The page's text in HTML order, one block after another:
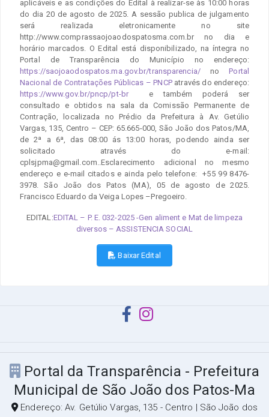
aplicáveis e as condições do Edital à realizar-se às 10:00 horas
do dia 20 de agosto de 2025. A sessão publica de julgamento
será realizada eletronicamente no site
http://www.comprassaojoaodospatosma.com.br no dia e
horário marcados. O Edital está disponibilizado, na íntegra no
Portal de Transparência do Município no endereço:
https://saojoaodospatos.ma.gov.br/transparencia/noPortal
Nacional de Contratações Públicas – PNCPatravés do endereço:
https://www.gov.br/pncp/pt-bre também poderá ser
consultado e obtidos na sala da Comissão Permanente de
Contração, localizada no Prédio da Prefeitura à Av. Getúlio
Vargas, 135, Centro – CEP: 65.665-000, São João dos Patos/MA,
de 2ª a 6ª, das 08:00 ás 13:00 horas, podendo ainda ser
solicitado através do e-mail:
cplsjpma@gmail.com..Esclarecimento adicional no mesmo
endereço e e-mail citados e ainda pelo telefone: +55 99 8476-
3978. São João dos Patos (MA), 05 de agosto de 2025.
Francisco Eduardo da Veiga Lopes –Pregoeiro.
EDITAL:EDITAL – P. E. 032-2025 -Gen aliment e Mat de limpeza
diversos – ASSISTENCIA SOCIAL
Baixar Edital
Portal da Transparência - Prefeitura
Municipal de São João dos Patos-Ma
Endereço: Av. Getúlio Vargas, 135 - Centro | São João dos